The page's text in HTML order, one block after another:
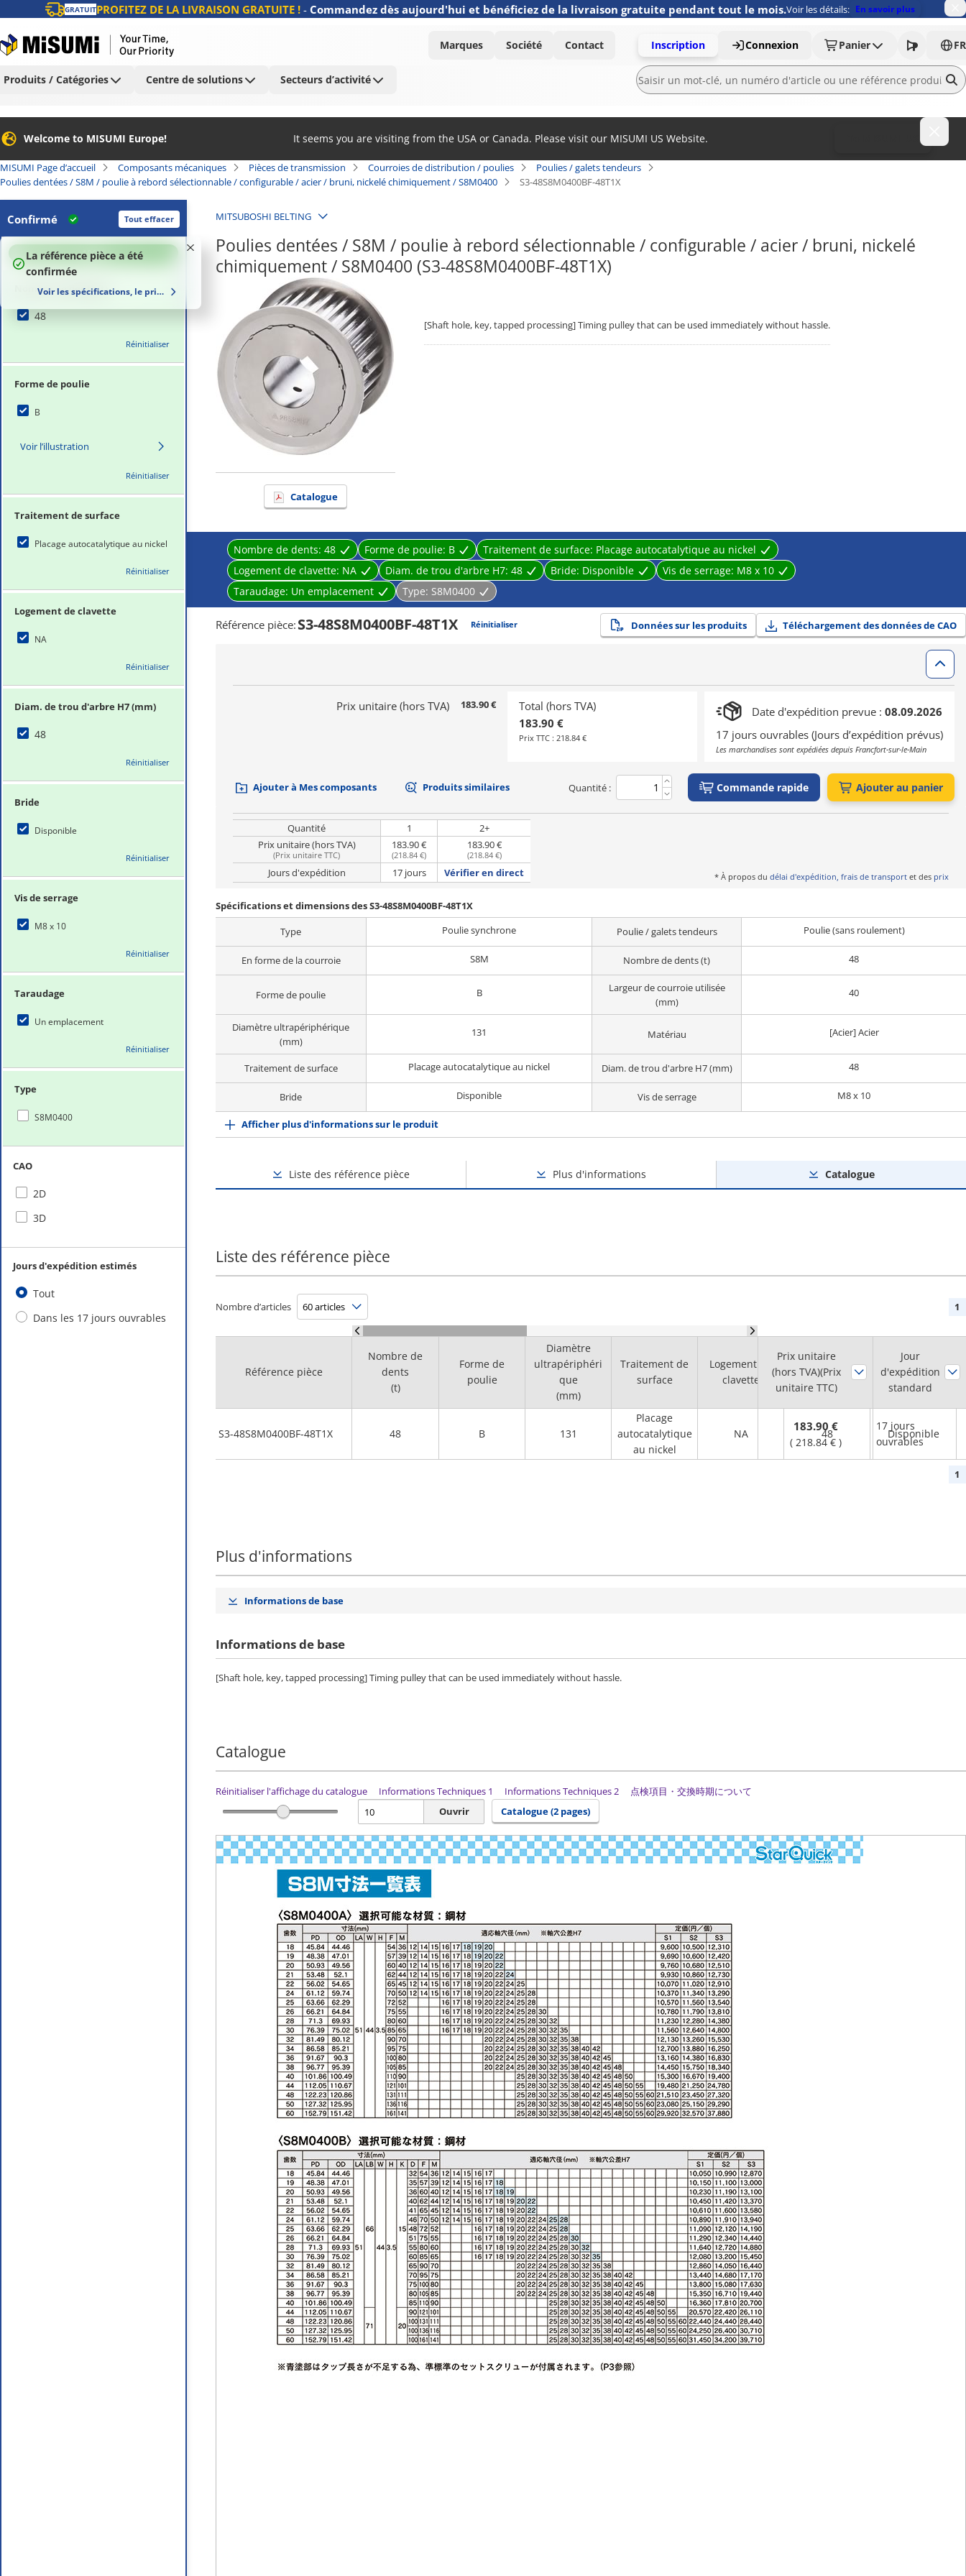
GRATUITPROFITEZ DE LA LIVRAISON GRATUITE !- Commandez dès aujourd'hui et bénéficiez de la livraison gratuite pendant tout le mois.Voir les détails: En savoir plus
Marques Société Contact Inscription Connexion Panier FR
Produits / Catégories Centre de solutions Secteurs d’activité
Welcome to MISUMI Europe! It seems you are visiting from the USA or Canada. Please visit our MISUMI US Website.
MISUMI Page d’accueil Composants mécaniques Pièces de transmission Courroies de distribution / poulies
Poulies / galets tendeurs
Poulies dentées / S8M / poulie à rebord sélectionnable / configurable / acier / bruni, nickelé chimiquement / S8M0400
S3-48S8M0400BF-48T1X
Confirmé Tout effacer
100%
La référence pièce a été
confirmée
Voir les spécifications, le prix et le délai de livraison
Nombre de dents (t)
48
Réinitialiser
Forme de poulie
B
Voir l’illustration
Réinitialiser
Traitement de surface
Placage autocatalytique au nickel
Réinitialiser
Logement de clavette
NA
Réinitialiser
Diam. de trou d'arbre H7 (mm)
48
Réinitialiser
Bride
Disponible
Réinitialiser
Vis de serrage
M8 x 10
Réinitialiser
Taraudage
Un emplacement
Réinitialiser
Type
S8M0400
CAO
2D
3D
Jours d'expédition estimés
Tout
Dans les 17 jours ouvrables
MITSUBOSHI BELTING
Poulies dentées / S8M / poulie à rebord sélectionnable / configurable / acier / bruni, nickelé
chimiquement / S8M0400 (S3-48S8M0400BF-48T1X)
Catalogue
[Shaft hole, key, tapped processing] Timing pulley that can be used immediately without hassle.
Nombre de dents: 48 Forme de poulie: B Traitement de surface: Placage autocatalytique au nickel
Logement de clavette: NA Diam. de trou d'arbre H7: 48 Bride: Disponible Vis de serrage: M8 x 10
Taraudage: Un emplacement Type: S8M0400
Référence pièce: S3-48S8M0400BF-48T1X Réinitialiser Données sur les produits Téléchargement des données de CAO
Prix unitaire (hors TVA) 183.90 €
Total (hors TVA)
183.90 €
Prix TTC : 218.84 €
Date d'expédition prevue : 08.09.2026
17 jours ouvrables (Jours d’expédition prévus)
Les marchandises sont expédiées depuis Francfort-sur-le-Main
Ajouter à Mes composants Produits similaires Quantité : Commande rapide Ajouter au panier
Quantité 1
2+
Prix unitaire (hors TVA)
(Prix unitaire TTC)
183.90 €
(218.84 €)
183.90 €
(218.84 €)
Jours d'expédition 17 jours Vérifier en direct * À propos du délai d'expédition, frais de transport et des prix
Spécifications et dimensions des S3-48S8M0400BF-48T1X
Type
Poulie synchrone Poulie / galets tendeurs Poulie (sans roulement)
En forme de la courroie S8M Nombre de dents (t) 48
Forme de poulie B
Largeur de courroie utilisée
(mm)
40
Diamètre ultrapériphérique
(mm)
131 Matériau [Acier] Acier
Traitement de surface Placage autocatalytique au nickel Diam. de trou d'arbre H7 (mm) 48
Bride Disponible Vis de serrage M8 x 10
Afficher plus d'informations sur le produit
Liste des référence pièce Plus d'informations Catalogue
Liste des référence pièce
Nombre d’articles 1
Référence pièce
S3-48S8M0400BF-48T1X
Nombre de
dents
(t)
Forme de
poulie
Diamètre
ultrapériphéri
que
(mm)
Traitement de
surface
Logement de
clavette
Diam. de trou
d'arbre H7
(mm)
Bride
48 B 131
Placage
autocatalytique
au nickel
NA 48 Disponible
Prix unitaire
(hors TVA)(Prix
unitaire TTC)
Jour
d'expédition
standard
183.90 €
( 218.84 € )
17 jours
ouvrables
1
Plus d'informations
Informations de base
Informations de base
[Shaft hole, key, tapped processing] Timing pulley that can be used immediately without hassle.
Catalogue
Réinitialiser l'affichage du catalogue Informations Techniques 1 Informations Techniques 2
点検項目・交換時期について
Ouvrir
Catalogue (2 pages)